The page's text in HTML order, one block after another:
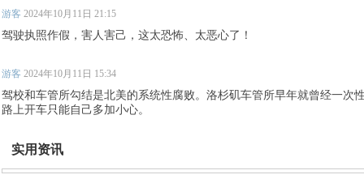
游客 2024年10月11日 21:15
驾驶执照作假，害人害己，这太恐怖、太恶心了！
游客 2024年10月11日 15:34
驾校和车管所勾结是北美的系统性腐败。洛杉矶车管所早年就曾经一次
路上开车只能自己多加小心。
实用资讯